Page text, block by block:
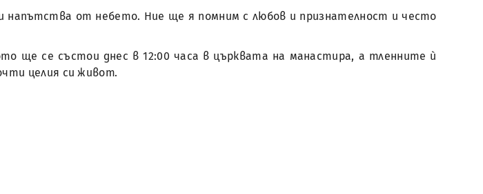
напътства от небето. Ние ще я помним с любов и признателност и често
ще се състои днес в 12:00 часа в църквата на манастира, а тленните ѝ
целия си живот.